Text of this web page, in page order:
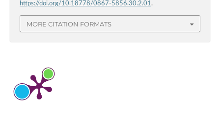
https://doi.org/10.18778/0867-5856.30.2.01.
MORE CITATION FORMATS